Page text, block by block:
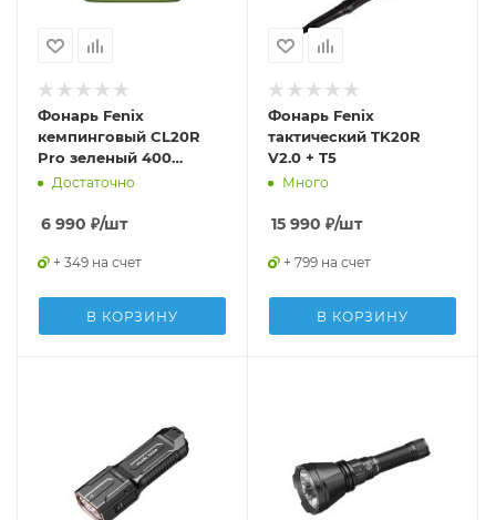
Фонарь Fenix
кемпинговый CL20R
Pro зеленый 400
люмен
Достаточно
6 990 ₽/шт
+ 349 на счет
В КОРЗИНУ
Фонарь Fenix
тактический TK20R
V2.0 + T5
Много
15 990 ₽/шт
+ 799 на счет
В КОРЗИНУ